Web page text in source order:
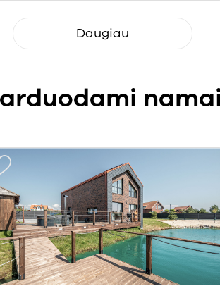
Daugiau
namai